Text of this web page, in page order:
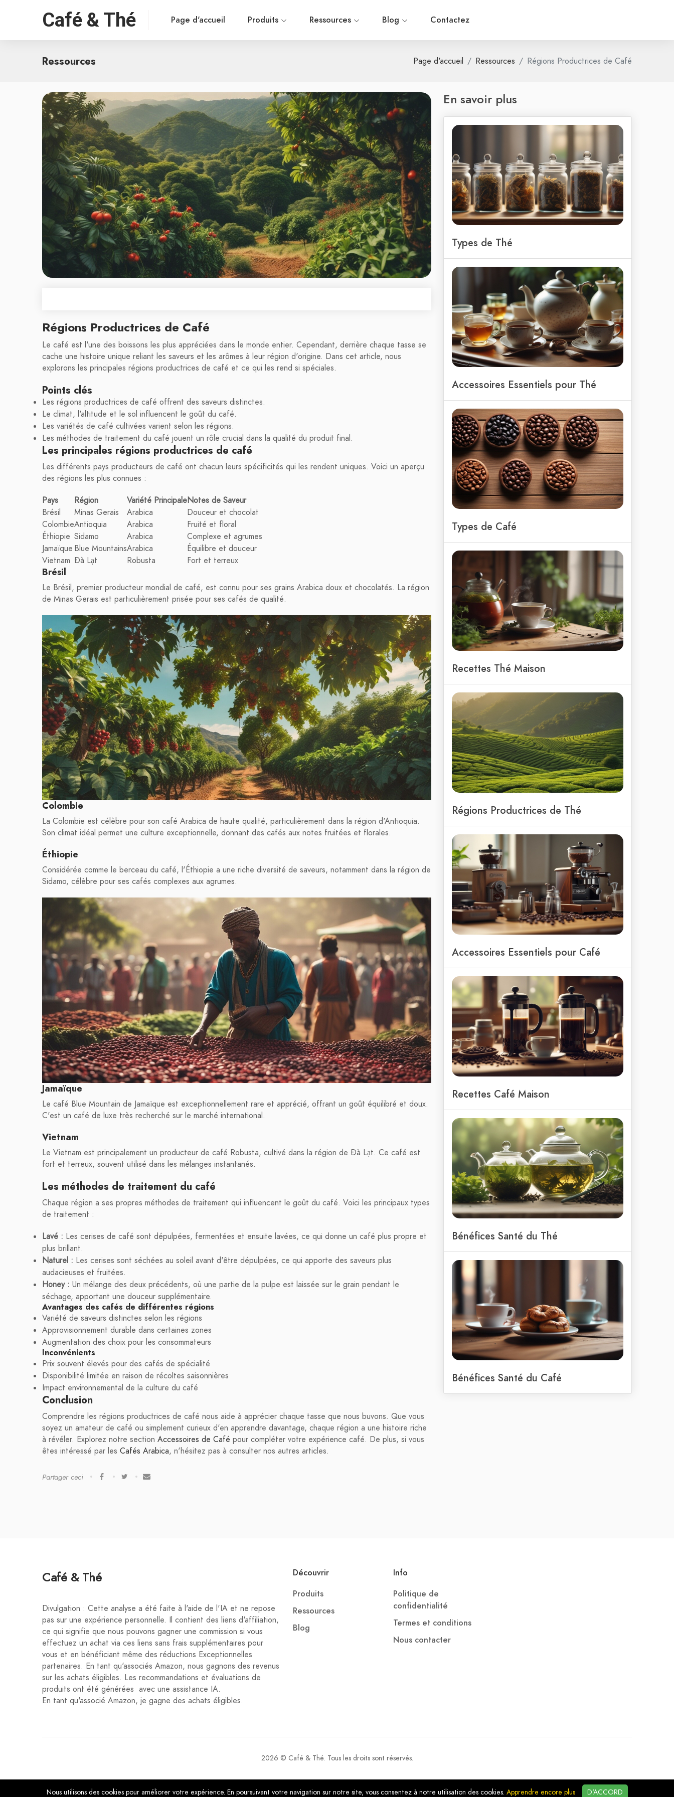
Café & Thé Page d'accueil Produits Ressources Blog Contactez
Ressources Page d'accueil Ressources Régions Productrices de Café
Régions Productrices de Café
Le café est l'une des boissons les plus appréciées dans le monde entier. Cependant, derrière chaque tasse se
cache une histoire unique reliant les saveurs et les arômes à leur région d'origine. Dans cet article, nous
explorons les principales régions productrices de café et ce qui les rend si spéciales.
Points clés
Les régions productrices de café offrent des saveurs distinctes.
Le climat, l'altitude et le sol influencent le goût du café.
Les variétés de café cultivées varient selon les régions.
Les méthodes de traitement du café jouent un rôle crucial dans la qualité du produit final.
Les principales régions productrices de café
Les différents pays producteurs de café ont chacun leurs spécificités qui les rendent uniques. Voici un aperçu
des régions les plus connues :
Pays
Région Variété PrincipaleNotes de Saveur
Brésil
Minas Gerais Arabica
Douceur et chocolat
ColombieAntioquia Arabica
Fruité et floral
Éthiopie Sidamo Arabica
Complexe et agrumes
Jamaïque Blue MountainsArabica
Équilibre et douceur
Vietnam Đà Lạt Robusta Fort et terreux
Brésil
Le Brésil, premier producteur mondial de café, est connu pour ses grains Arabica doux et chocolatés. La région
de Minas Gerais est particulièrement prisée pour ses cafés de qualité.
Colombie
La Colombie est célèbre pour son café Arabica de haute qualité, particulièrement dans la région d'Antioquia.
Son climat idéal permet une culture exceptionnelle, donnant des cafés aux notes fruitées et florales.
Éthiopie
Considérée comme le berceau du café, l'Éthiopie a une riche diversité de saveurs, notamment dans la région de
Sidamo, célèbre pour ses cafés complexes aux agrumes.
Jamaïque
Le café Blue Mountain de Jamaïque est exceptionnellement rare et apprécié, offrant un goût équilibré et doux.
C'est un café de luxe très recherché sur le marché international.
Vietnam
Le Vietnam est principalement un producteur de café Robusta, cultivé dans la région de Đà Lạt. Ce café est
fort et terreux, souvent utilisé dans les mélanges instantanés.
Les méthodes de traitement du café
Chaque région a ses propres méthodes de traitement qui influencent le goût du café. Voici les principaux types
de traitement :
Lavé : Les cerises de café sont dépulpées, fermentées et ensuite lavées, ce qui donne un café plus propre et
plus brillant.
Naturel : Les cerises sont séchées au soleil avant d'être dépulpées, ce qui apporte des saveurs plus
audacieuses et fruitées.
Honey : Un mélange des deux précédents, où une partie de la pulpe est laissée sur le grain pendant le
séchage, apportant une douceur supplémentaire.
Avantages des cafés de différentes régions
Variété de saveurs distinctes selon les régions
Approvisionnement durable dans certaines zones
Augmentation des choix pour les consommateurs
Inconvénients
Prix souvent élevés pour des cafés de spécialité
Disponibilité limitée en raison de récoltes saisonnières
Impact environnemental de la culture du café
Conclusion
Comprendre les régions productrices de café nous aide à apprécier chaque tasse que nous buvons. Que vous
soyez un amateur de café ou simplement curieux d'en apprendre davantage, chaque région a une histoire riche
à révéler. Explorez notre section Accessoires de Café pour compléter votre expérience café. De plus, si vous
êtes intéressé par les Cafés Arabica, n'hésitez pas à consulter nos autres articles.
Partager ceci
En savoir plus
Types de Thé
Accessoires Essentiels pour Thé
Types de Café
Recettes Thé Maison
Régions Productrices de Thé
Accessoires Essentiels pour Café
Recettes Café Maison
Bénéfices Santé du Thé
Bénéfices Santé du Café
Café & Thé
Divulgation : Cette analyse a été faite à l'aide de l'IA et ne repose
pas sur une expérience personnelle. Il contient des liens d'affiliation,
ce qui signifie que nous pouvons gagner une commission si vous
effectuez un achat via ces liens sans frais supplémentaires pour
vous et en bénéficiant même des réductions Exceptionnelles
partenaires. En tant qu'associés Amazon, nous gagnons des revenus
sur les achats éligibles. Les recommandations et évaluations de
produits ont été générées avec une assistance IA.
En tant qu'associé Amazon, je gagne des achats éligibles.
Découvrir
Produits
Ressources
Blog
Info
Politique de
confidentialité
Termes et conditions
Nous contacter
2026 © Café & Thé. Tous les droits sont réservés.
Nous utilisons des cookies pour améliorer votre expérience. En poursuivant votre navigation sur notre site, vous consentez à notre utilisation des cookies. Apprendre encore plus D'ACCORD